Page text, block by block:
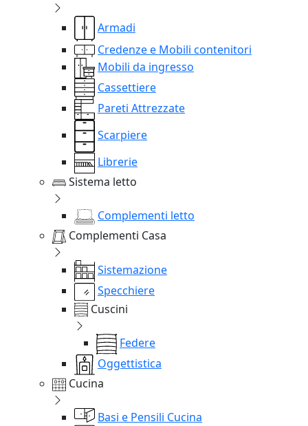
Armadi
Credenze e Mobili contenitori
Mobili da ingresso
Cassettiere
Pareti Attrezzate
Scarpiere
Librerie
Sistema letto
Complementi letto
Complementi Casa
Sistemazione
Specchiere
Cuscini
Federe
Oggettistica
Cucina
Basi e Pensili Cucina